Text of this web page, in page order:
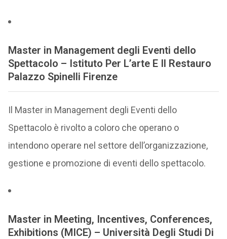
Master in Management degli Eventi dello
Spettacolo – Istituto Per L’arte E Il Restauro
Palazzo Spinelli Firenze
Il Master in Management degli Eventi dello
Spettacolo è rivolto a coloro che operano o
intendono operare nel settore dell’organizzazione,
gestione e promozione di eventi dello spettacolo.
Master in Meeting, Incentives, Conferences,
Exhibitions (MICE) – Università Degli Studi Di